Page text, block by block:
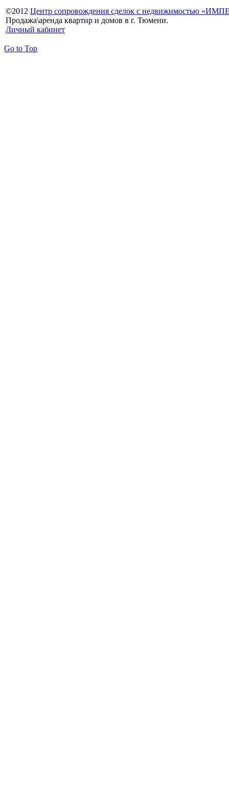
©2012 Центр сопровождения сделок с недвижимостью
Продажа\аренда квартир и домов в г. Тюмени.
Личный кабинет
Go to Top